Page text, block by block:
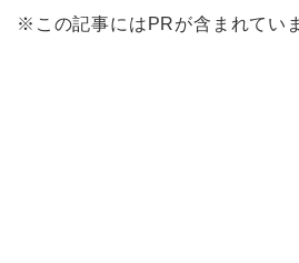
※この記事にはPRが含まれてい